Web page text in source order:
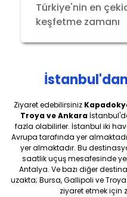
Türkiye'nin en
keşfetme zamanı
Ziyaret edebilirsiniz
Troya ve Ankara
fazla olabilirler. İstanbul iki
Avrupa tarafında yer
yer almaktadır. Bu
saatlik uçuş mesafesinde
Antalya. Ve bazı diğer
uzakta; Bursa, Gallipoli ve
ziyaret etmek için